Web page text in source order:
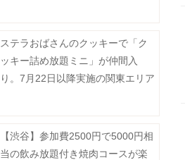
ステラおばさんのクッキーで「ク
ッキー詰め放題ミニ」が仲間入
り。7月22日以降実施の関東エリア
【渋谷】参加費2500円で5000円相
当の飲み放題付き焼肉コースが楽